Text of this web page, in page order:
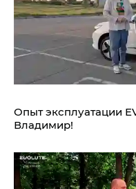
Опыт эксплуатации
Владимир!